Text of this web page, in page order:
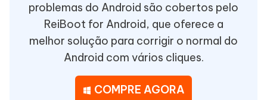
problemas do Android são cobertos pelo
ReiBoot for Android, que oferece a
melhor solução para corrigir o normal do
Android com vários cliques.
COMPRE AGORA